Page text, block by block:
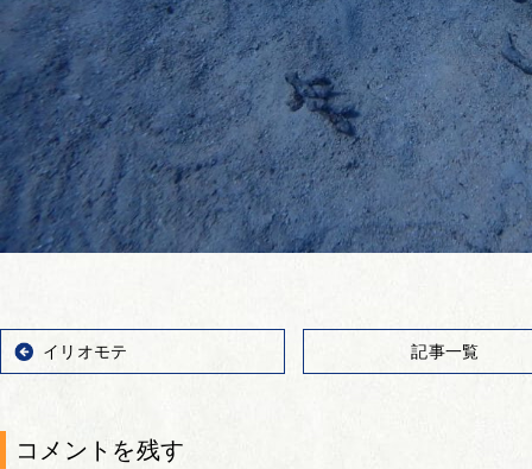
イリオモテ 記事一覧
コメントを残す